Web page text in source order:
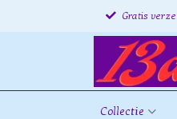
Gratis
Collectie